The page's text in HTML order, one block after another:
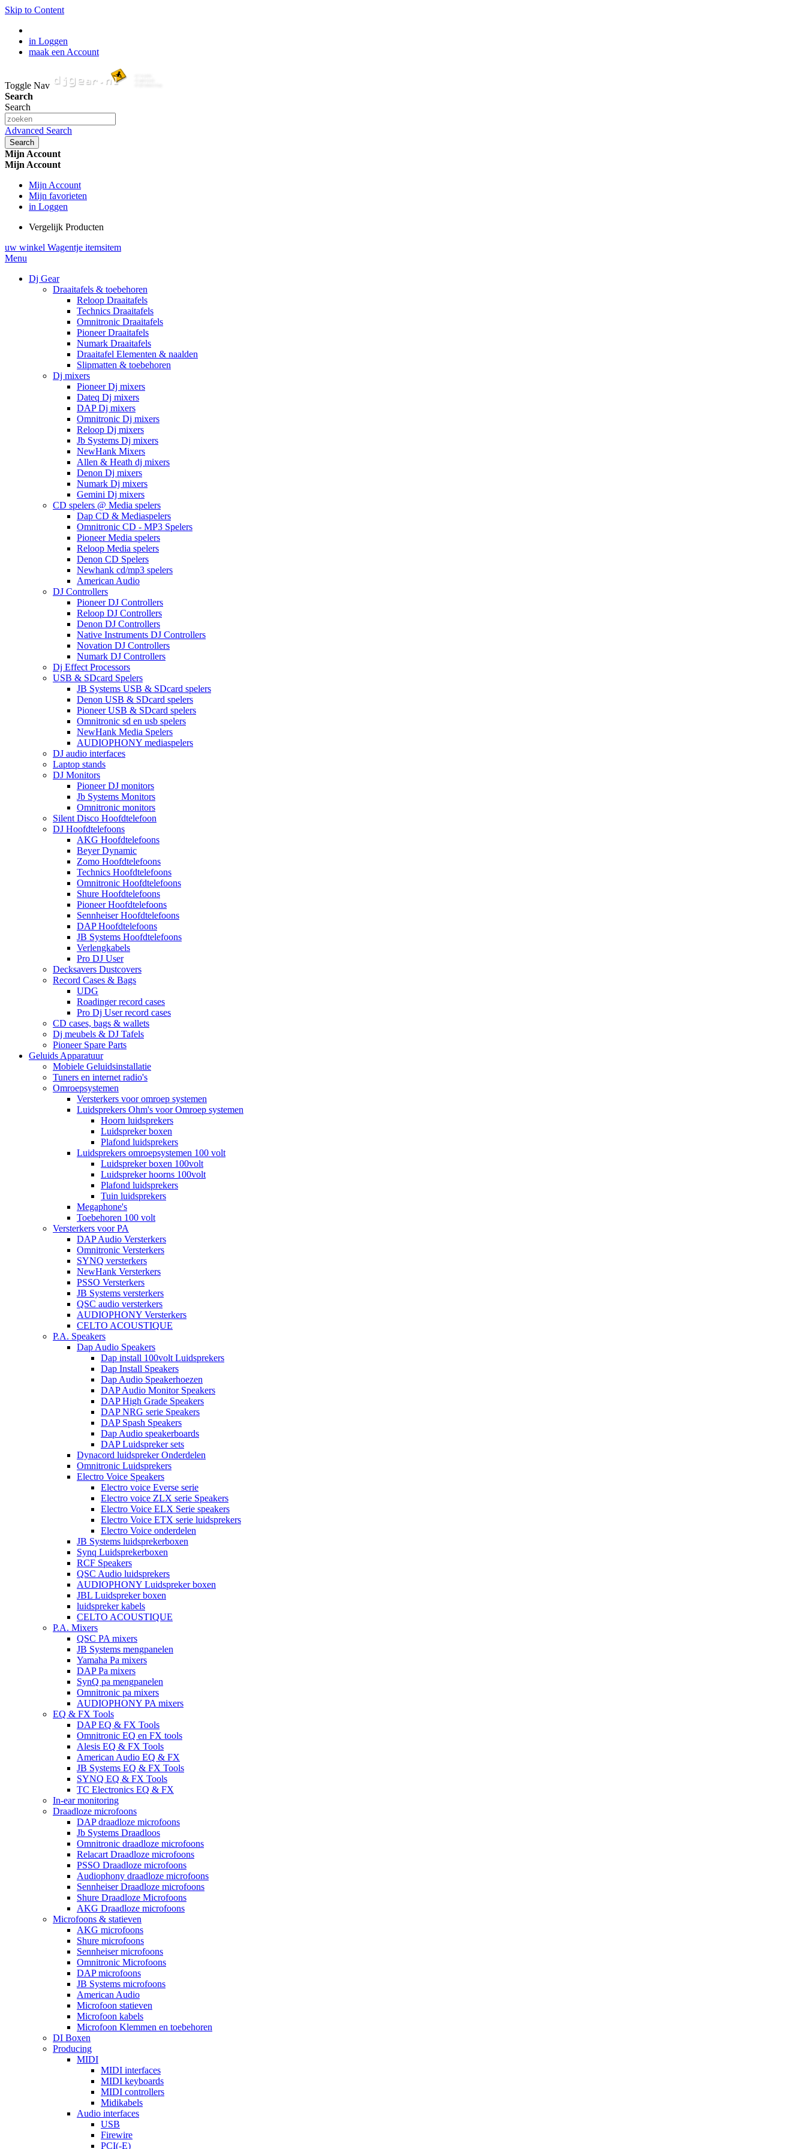
Skip to Content
in Loggen
maak een Account
Toggle Nav
Search
Search
Advanced Search
Search
Mijn Account
Mijn Account
Mijn Account
Mijn favorieten
in Loggen
Vergelijk Producten
uw winkel Wagentje itemsitem
Menu
Dj Gear
Draaitafels & toebehoren
Reloop Draaitafels
Technics Draaitafels
Omnitronic Draaitafels
Pioneer Draaitafels
Numark Draaitafels
Draaitafel Elementen & naalden
Slipmatten & toebehoren
Dj mixers
Pioneer Dj mixers
Dateq Dj mixers
DAP Dj mixers
Omnitronic Dj mixers
Reloop Dj mixers
Jb Systems Dj mixers
NewHank Mixers
Allen & Heath dj mixers
Denon Dj mixers
Numark Dj mixers
Gemini Dj mixers
CD spelers @ Media spelers
Dap CD & Mediaspelers
Omnitronic CD - MP3 Spelers
Pioneer Media spelers
Reloop Media spelers
Denon CD Spelers
Newhank cd/mp3 spelers
American Audio
DJ Controllers
Pioneer DJ Controllers
Reloop DJ Controllers
Denon DJ Controllers
Native Instruments DJ Controllers
Novation DJ Controllers
Numark DJ Controllers
Dj Effect Processors
USB & SDcard Spelers
JB Systems USB & SDcard spelers
Denon USB & SDcard spelers
Pioneer USB & SDcard spelers
Omnitronic sd en usb spelers
NewHank Media Spelers
AUDIOPHONY mediaspelers
DJ audio interfaces
Laptop stands
DJ Monitors
Pioneer DJ monitors
Jb Systems Monitors
Omnitronic monitors
Silent Disco Hoofdtelefoon
DJ Hoofdtelefoons
AKG Hoofdtelefoons
Beyer Dynamic
Zomo Hoofdtelefoons
Technics Hoofdtelefoons
Omnitronic Hoofdtelefoons
Shure Hoofdtelefoons
Pioneer Hoofdtelefoons
Sennheiser Hoofdtelefoons
DAP Hoofdtelefoons
JB Systems Hoofdtelefoons
Verlengkabels
Pro DJ User
Decksavers Dustcovers
Record Cases & Bags
UDG
Roadinger record cases
Pro Dj User record cases
CD cases, bags & wallets
Dj meubels & DJ Tafels
Pioneer Spare Parts
Geluids Apparatuur
Mobiele Geluidsinstallatie
Tuners en internet radio's
Omroepsystemen
Versterkers voor omroep systemen
Luidsprekers Ohm's voor Omroep systemen
Hoorn luidsprekers
Luidspreker boxen
Plafond luidsprekers
Luidsprekers omroepsystemen 100 volt
Luidspreker boxen 100volt
Luidspreker hoorns 100volt
Plafond luidsprekers
Tuin luidsprekers
Megaphone's
Toebehoren 100 volt
Versterkers voor PA
DAP Audio Versterkers
Omnitronic Versterkers
SYNQ versterkers
NewHank Versterkers
PSSO Versterkers
JB Systems versterkers
QSC audio versterkers
AUDIOPHONY Versterkers
CELTO ACOUSTIQUE
P.A. Speakers
Dap Audio Speakers
Dap install 100volt Luidsprekers
Dap Install Speakers
Dap Audio Speakerhoezen
DAP Audio Monitor Speakers
DAP High Grade Speakers
DAP NRG serie Speakers
DAP Spash Speakers
Dap Audio speakerboards
DAP Luidspreker sets
Dynacord luidspreker Onderdelen
Omnitronic Luidsprekers
Electro Voice Speakers
Electro voice Everse serie
Electro voice ZLX serie Speakers
Electro Voice ELX Serie speakers
Electro Voice ETX serie luidsprekers
Electro Voice onderdelen
JB Systems luidsprekerboxen
Synq Luidsprekerboxen
RCF Speakers
QSC Audio luidsprekers
AUDIOPHONY Luidspreker boxen
JBL Luidspreker boxen
luidspreker kabels
CELTO ACOUSTIQUE
P.A. Mixers
QSC PA mixers
JB Systems mengpanelen
Yamaha Pa mixers
DAP Pa mixers
SynQ pa mengpanelen
Omnitronic pa mixers
AUDIOPHONY PA mixers
EQ & FX Tools
DAP EQ & FX Tools
Omnitronic EQ en FX tools
Alesis EQ & FX Tools
American Audio EQ & FX
JB Systems EQ & FX Tools
SYNQ EQ & FX Tools
TC Electronics EQ & FX
In-ear monitoring
Draadloze microfoons
DAP draadloze microfoons
Jb Systems Draadloos
Omnitronic draadloze microfoons
Relacart Draadloze microfoons
PSSO Draadloze microfoons
Audiophony draadloze microfoons
Sennheiser Draadloze microfoons
Shure Draadloze Microfoons
AKG Draadloze microfoons
Microfoons & statieven
AKG microfoons
Shure microfoons
Sennheiser microfoons
Omnitronic Microfoons
DAP microfoons
JB Systems microfoons
American Audio
Microfoon statieven
Microfoon kabels
Microfoon Klemmen en toebehoren
DI Boxen
Producing
MIDI
MIDI interfaces
MIDI keyboards
MIDI controllers
Midikabels
Audio interfaces
USB
Firewire
PCI(-E)